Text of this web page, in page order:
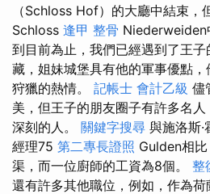
（Schloss Hof）的大廳中結束，
Schloss 逢甲 整骨 Niederweiden
到目前為止，我們已經遇到了王
藏，姐妹城堡具有他的軍事優點
狩獵的熱情。 記帳士 會計乙級 儘
美，但王子的朋友圈子有許多名人
深刻的人。 關鍵字搜尋 與施洛斯
經理75 第二專長證照 Gulden相
渠，而一位廚師的工資為8個。 整
還有許多其他職位，例如，作為